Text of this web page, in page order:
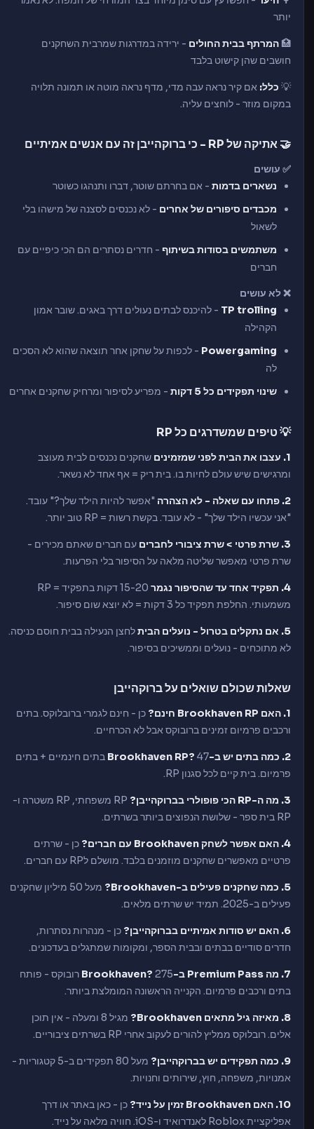
יותר
🏥 המרתף בבית החולים - ירידה במדרגות שמרבית השחקנים
חושבים שהן קישוט בלבד
💡 כלל: אם קיר נראה עבה מדי, מדף נראה מוטה או תמונה תלויה
במקום מוזר - לוחצים עליה.
🤝 אתיקה של RP - כי ברוקהייבן זה עם אנשים אמיתיים
✅ עושים
נשארים בדמות - אם בחרתם שוטר, דברו ותנהגו כשוטר
מכבדים סיפורים של אחרים - לא נכנסים לסצנה של מישהו בלי
לשאול
משתמשים בסודות בשיתוף - חדרים נסתרים הם הכי כיפיים עם
חברים
❌ לא עושים
TP trolling - להיכנס לבתים נעולים דרך באגים. שובר אמון
הקהילה
Powergaming - לכפות על שחקן אחר תוצאה שהוא לא הסכים
לה
שינוי תפקידים כל 5 דקות
- מפריע לסיפור ומרחיק שחקנים אחרים
💡 טיפים שמשדרגים כל RP
1. עצבו את הבית לפני שמזמינים
שחקנים נכנסים לבית מעוצב
ומרגישים שיש עולם לחיות בו. בית ריק = אף אחד לא נשאר.
2. פתחו עם שאלה - לא הצהרה
"אפשר להיות הילד שלך?" עובד.
"אני עכשיו הילד שלך" - לא עובד. בקשת רשות = RP טוב יותר.
3. שרת פרטי > שרת ציבורי לחברים
עם חברים שאתם מכירים -
שרת פרטי מאפשר שליטה מלאה על הסיפור בלי הפרעות.
4. תפקיד אחד עד שהסיפור נגמר
15-20 דקות בתפקיד = RP
משמעותי. החלפת תפקיד כל 3 דקות = לא יוצא שום סיפור.
5. אם נתקלים בטרול - נועלים הבית
לחצן הנעילה בבית חוסם כניסה.
לא מתוכחים - נועלים וממשיכים בסיפור.
שאלות שכולם שואלים על ברוקהייבן
1. האם Brookhaven RP חינם?
כן - חינם לגמרי ברובלוקס. בתים
ורכבים פרמיום זמינים ברובוקס אבל לא הכרחיים.
2. כמה בתים יש ב-Brookhaven RP?
47 בתים חינמיים + בתים
פרמיום. בית קיים לכל סגנון RP.
3. מה ה-RP הכי פופולרי בברוקהייבן?
RP משפחתי, RP משטרה ו-
RP בית ספר - שלושת הנפוצים ביותר בשרתים.
4. האם אפשר לשחק Brookhaven עם חברים?
כן - שרתים
פרטיים מאפשרים שחקנים מוזמנים בלבד. מושלם לRP עם חברים.
5. כמה שחקנים פעילים ב-Brookhaven?
מעל 50 מיליון שחקנים
פעילים ב-2025. תמיד יש שרתים מלאים.
6. האם יש סודות אמיתיים בברוקהייבן?
כן - מנהרות נסתרות,
חדרים סודיים בבתים ובבית הספר, ומקומות שמתגלים בעדכונים.
7. מה Premium Pass ב-Brookhaven?
275 רובוקס - פותח
בתים ורכבים פרמיום. הקנייה הראשונה המומלצת ביותר.
8. מאיזה גיל מתאים Brookhaven?
מגיל 8 ומעלה - אין תוכן
אלים. רובלוקס ממליץ להורים לעקוב אחרי RP בשרתים ציבוריים.
9. כמה תפקידים יש בברוקהייבן?
מעל 80 תפקידים ב-5 קטגוריות -
אמנויות, משפחה, חוץ, שירותים וחנויות.
10. האם Brookhaven זמין על נייד?
כן - כאן באתר או דרך
אפליקציית Roblox לאנדרואיד ו-iOS. חוויה מלאה על נייד.